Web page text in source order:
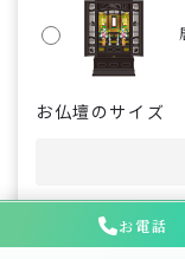
お仏壇のサイズ
お仏壇のサイズ
お問い合わせ内容
お問
お電話